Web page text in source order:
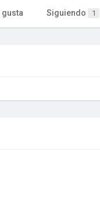
gusta Siguiendo 1